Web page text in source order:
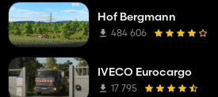
Hof Bergmann
484 606
IVECO Eurocargo
17 795